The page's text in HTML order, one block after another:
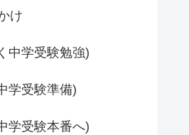
け
中学受験勉強)
学受験準備)
学受験本番へ)